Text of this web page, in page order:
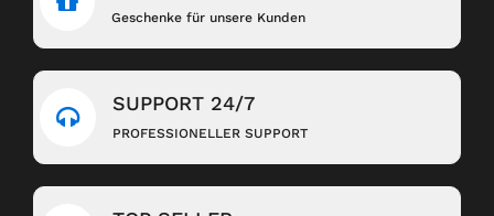
Geschenke für unsere Kunden
SUPPORT 24/7
PROFESSIONELLER SUPPORT